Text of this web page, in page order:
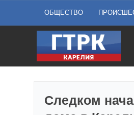
ОБЩЕСТВО
Следком